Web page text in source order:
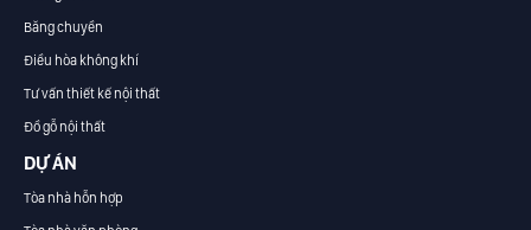
Băng chuyền
Điều hòa không khí
Tư vấn thiết kế nội thất
Đồ gỗ nội thất
DỰ ÁN
Tòa nhà hỗn hợp